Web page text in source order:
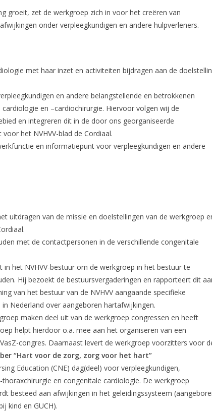
groeit, zet de werkgroep zich in voor het creëren van
onder verpleegkundigen en andere hulpverleners.
met haar inzet en activiteiten bijdragen aan de
en andere belangstellende en betrokkenen
en –cardiochirurgie. Hiervoor volgen wij de
en integreren dit in de door ons georganiseerde
het NVHVV-blad de Cordiaal.
en informatiepunt voor verpleegkundigen en andere
uitdragen van de missie en doelstellingen van de werkgroep
met de contactpersonen in de verschillende congenitale
het NVHVV-bestuur om de werkgroep in het bestuur te
Hij bezoekt de bestuursvergaderingen en rapporteert dit
van het bestuur van de NVHVV aangaande specifieke
Nederland over aangeboren hartafwijkingen.
maken deel uit van de werkgroep congressen en heeft
helpt hierdoor o.a. mee aan het organiseren van een
congres. Daarnaast levert de werkgroep voorzitters voor
“Hart voor de zorg, zorg voor het hart”
Education (CNE) dag(deel) voor verpleegkundigen,
en congenitale cardiologie. De werkgroep
besteed aan afwijkingen in het geleidingssysteem
kind en GUCH).